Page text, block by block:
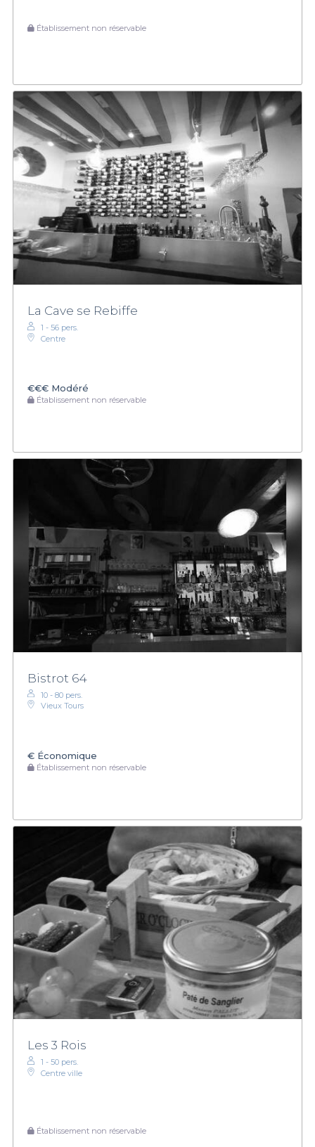
Établissement non réservable
La Cave se Rebiffe
1 - 56 pers.
Centre
€€€ Modéré
Établissement non réservable
Bistrot 64
10 - 80 pers.
Vieux Tours
€ Économique
Établissement non réservable
Les 3 Rois
1 - 50 pers.
Centre ville
Établissement non réservable